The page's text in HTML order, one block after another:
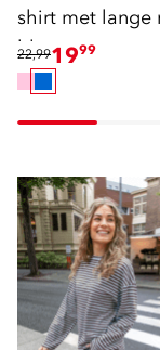
shirt met lange
blauw
22,991999